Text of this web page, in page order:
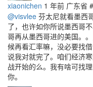
xiaonichen 1 年前 广东省
@visvlee 芬太尼就看墨西
了，也许如你所说墨西哥
哥再从墨西哥进的美国。
候再看汇率嘛，没必要找
说我对就完了。咱们经济
战开始的么。我有啥可找
你。